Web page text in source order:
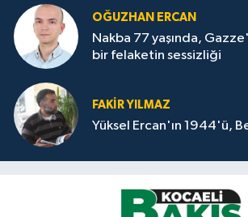
OĞUZHAN ERCAN
Nakba 77 yaşında,
bir felaketin sessizliği
FAKİR YILMAZ
Yüksel Ercan'ın 1944'ü,